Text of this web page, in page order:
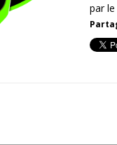
par